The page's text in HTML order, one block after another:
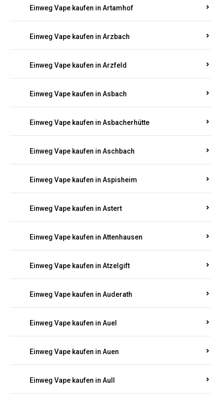
Einweg Vape kaufen in Artamhof
Einweg Vape kaufen in Arzbach
Einweg Vape kaufen in Arzfeld
Einweg Vape kaufen in Asbach
Einweg Vape kaufen in Asbacherhütte
Einweg Vape kaufen in Aschbach
Einweg Vape kaufen in Aspisheim
Einweg Vape kaufen in Astert
Einweg Vape kaufen in Attenhausen
Einweg Vape kaufen in Atzelgift
Einweg Vape kaufen in Auderath
Einweg Vape kaufen in Auel
Einweg Vape kaufen in Auen
Einweg Vape kaufen in Aull